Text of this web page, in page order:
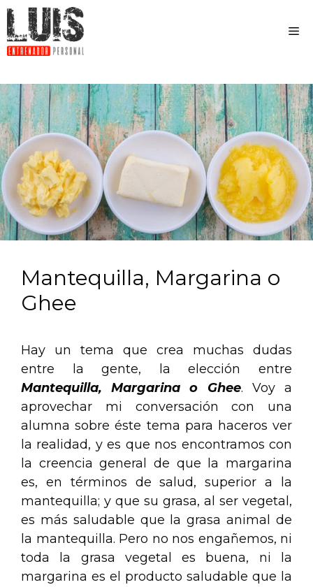
Mantequilla, Margarina o
Ghee
Hay un tema que crea muchas dudas
entre la gente, la elección entre
Mantequilla, Margarina o Ghee. Voy a
aprovechar mi conversación con una
alumna sobre éste tema para haceros ver
la realidad, y es que nos encontramos con
la creencia general de que la margarina
es, en términos de salud, superior a la
mantequilla; y que su grasa, al ser vegetal,
es más saludable que la grasa animal de
la mantequilla. Pero no nos engañemos, ni
toda la grasa vegetal es buena, ni la
margarina es el producto saludable que la